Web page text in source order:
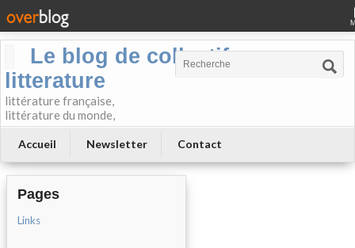
Le blog de collectif-
litterature
littérature française,
littérature du monde,
Accueil Newsletter Contact
Pages
Links